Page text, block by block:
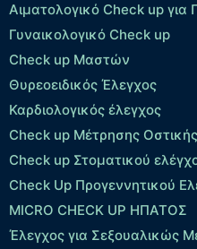
Αιματολογικό Check up για
Γυναικολογικό Check up
Check up Μαστών
Θυρεοειδικός Έλεγχος
Καρδιολογικός έλεγχος
Check up Mέτρησης
Check up Στοματικού
Check Up Προγεννητικού
MICRO CHECK UP HΠΑΤΟΣ
Έλεγχος για Σεξουαλικώς